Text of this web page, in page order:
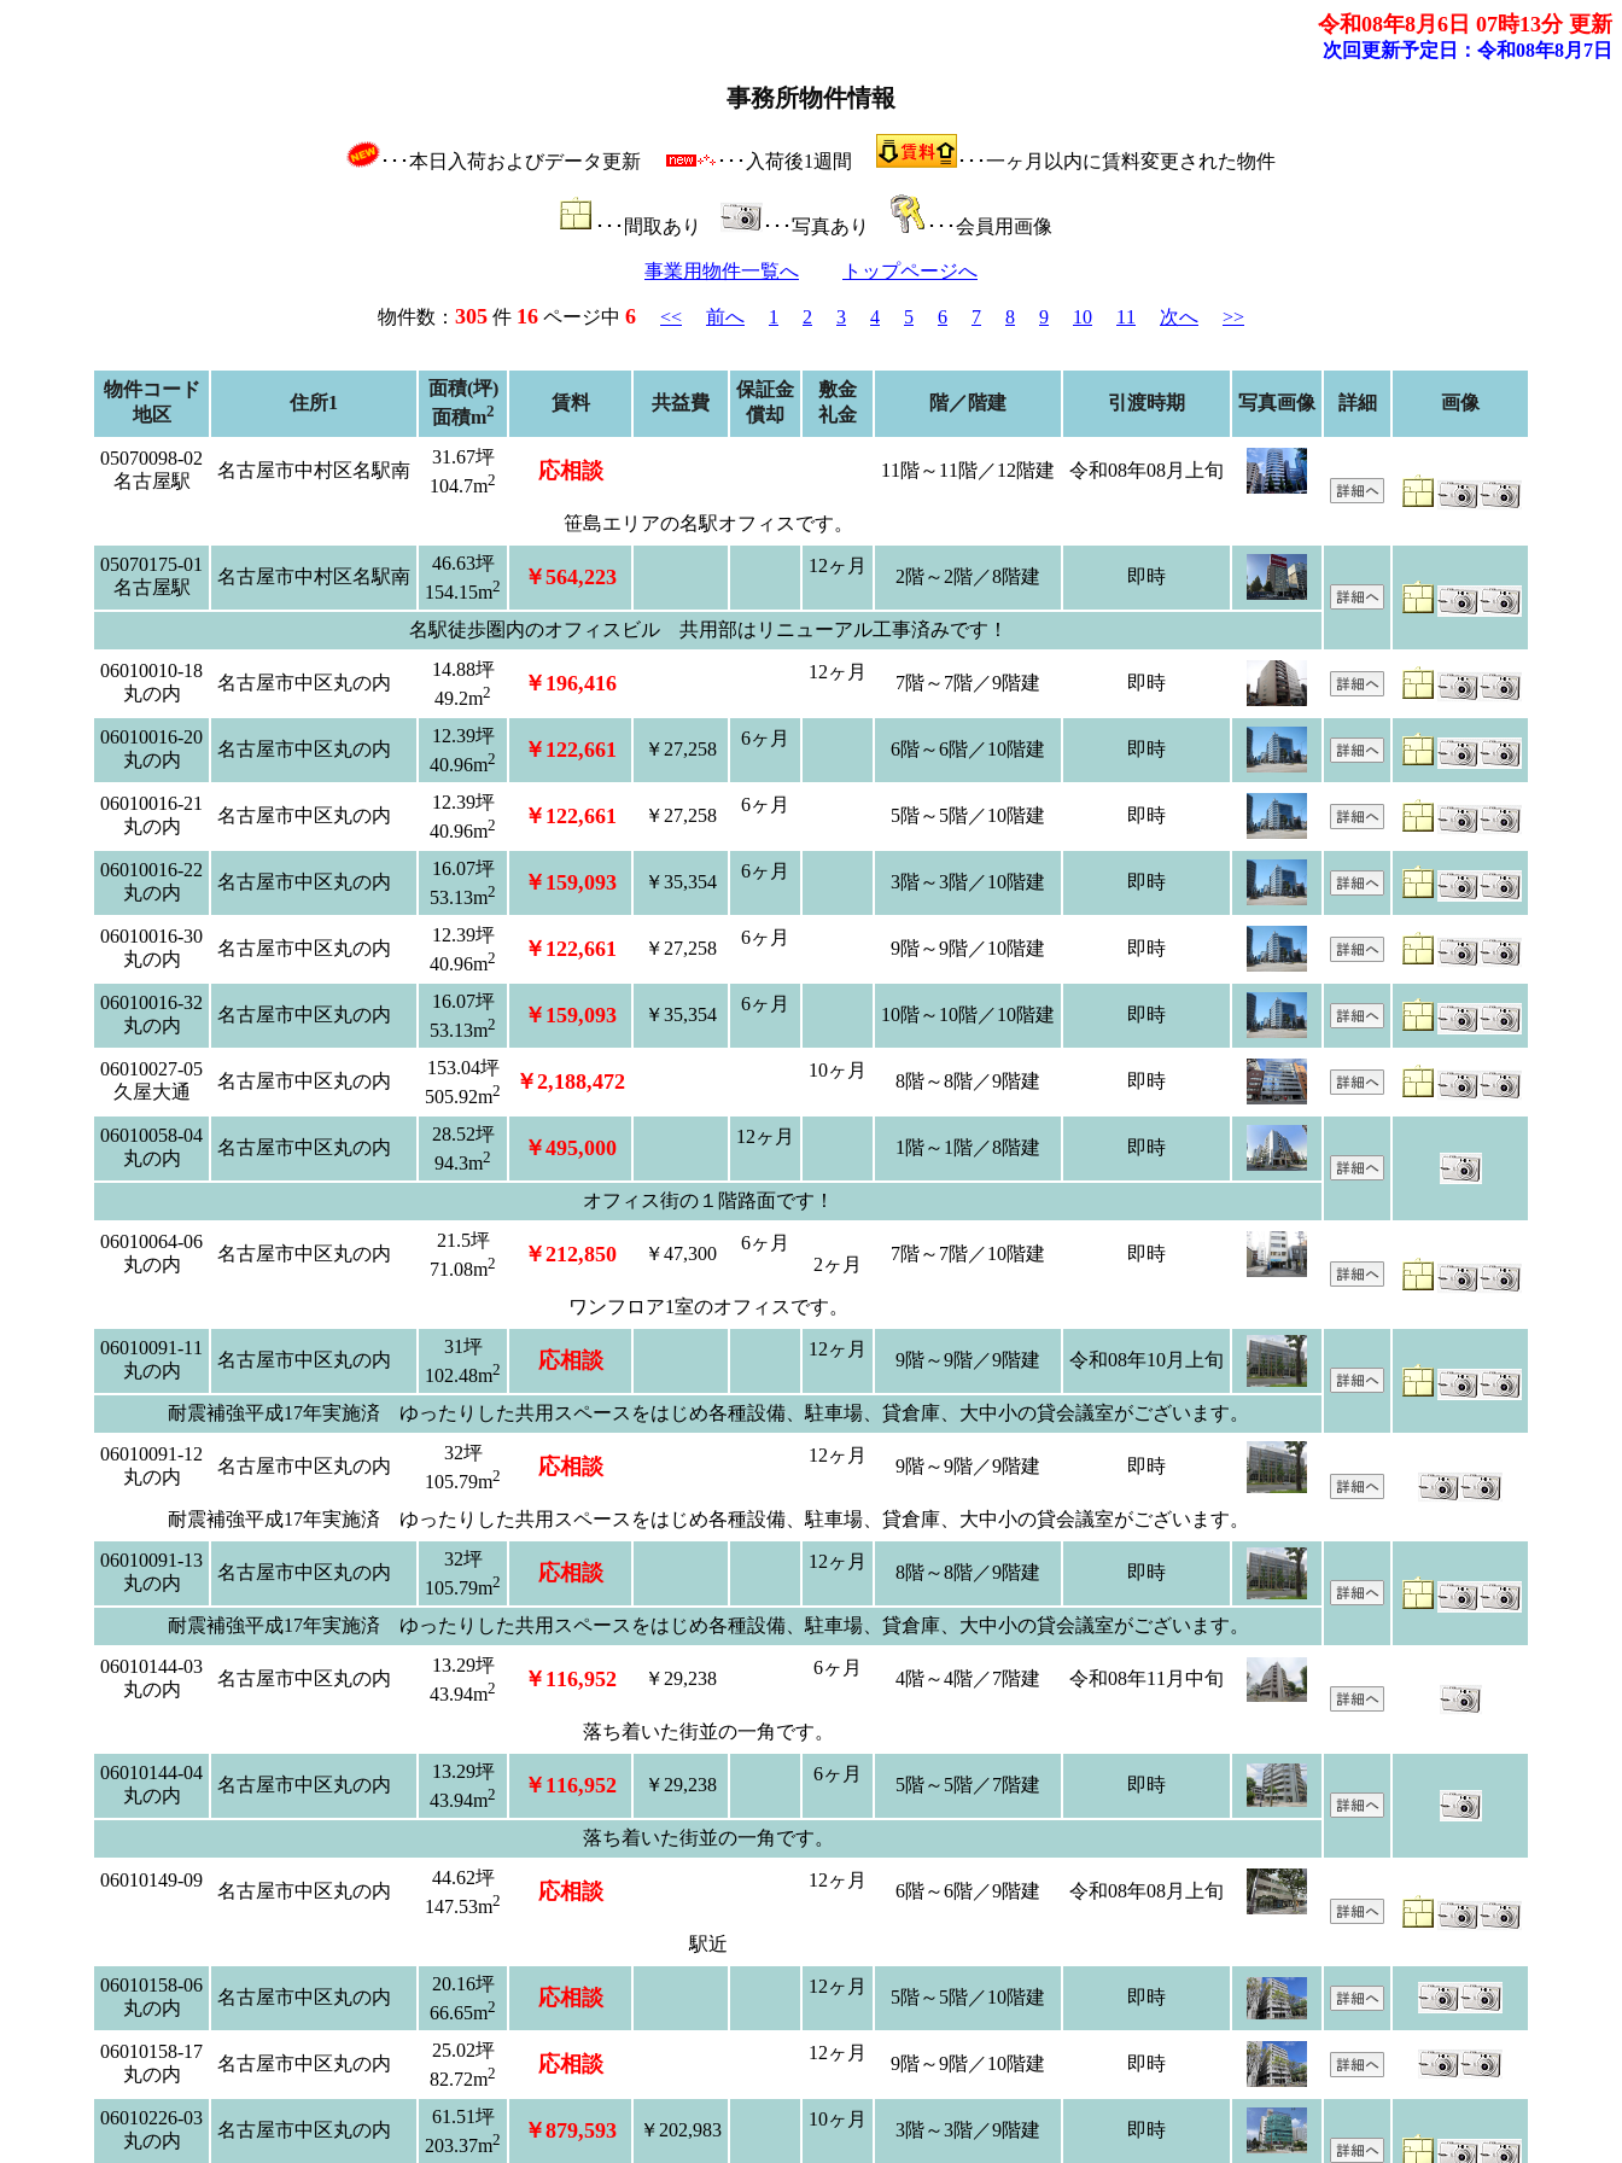
令和08年8月6日 07時13分 更新
次回更新予定日：令和08年8月7日
事務所物件情報
･･･本日入荷およびデータ更新 ･･･入荷後1週間 ･･･一ヶ月以内に賃料変更された物件
･･･間取あり ･･･写真あり ･･･会員用画像
事業用物件一覧へ トップページへ
物件数： 305 件 16 ページ中 6 << 前へ 1 2 3 4 5 6 7 8 9 10 11 次へ >>
物件コード
地区
住所1
面積(坪)
面積m2 賃料 共益費
保証金
償却
敷金
礼金
階／階建 引渡時期 写真画像 詳細 画像
05070098-02
名古屋駅
名古屋市中村区名駅南
31.67坪
104.7m2 応相談 11階～11階／12階建 令和08年08月上旬
笹島エリアの名駅オフィスです。
05070175-01
名古屋駅
名古屋市中村区名駅南
46.63坪
154.15m2 ￥564,223 12ヶ月
2階～2階／8階建 即時
名駅徒歩圏内のオフィスビル 共用部はリニューアル工事済みです！
06010010-18
丸の内
名古屋市中区丸の内
14.88坪
49.2m2 ￥196,416 12ヶ月
7階～7階／9階建 即時
06010016-20
丸の内
名古屋市中区丸の内
12.39坪
40.96m2 ￥122,661 ￥27,258
6ヶ月
6階～6階／10階建 即時
06010016-21
丸の内
名古屋市中区丸の内
12.39坪
40.96m2 ￥122,661 ￥27,258
6ヶ月
5階～5階／10階建 即時
06010016-22
丸の内
名古屋市中区丸の内
16.07坪
53.13m2 ￥159,093 ￥35,354
6ヶ月
3階～3階／10階建 即時
06010016-30
丸の内
名古屋市中区丸の内
12.39坪
40.96m2 ￥122,661 ￥27,258
6ヶ月
9階～9階／10階建 即時
06010016-32
丸の内
名古屋市中区丸の内
16.07坪
53.13m2 ￥159,093 ￥35,354
6ヶ月
10階～10階／10階建 即時
06010027-05
久屋大通
名古屋市中区丸の内
153.04坪
505.92m2 ￥2,188,472 10ヶ月
8階～8階／9階建 即時
06010058-04
丸の内
名古屋市中区丸の内
28.52坪
94.3m2 ￥495,000 12ヶ月
1階～1階／8階建 即時
オフィス街の１階路面です！
06010064-06
丸の内
名古屋市中区丸の内
21.5坪
71.08m2 ￥212,850 ￥47,300
6ヶ月
2ヶ月
7階～7階／10階建 即時
ワンフロア1室のオフィスです。
06010091-11
丸の内
名古屋市中区丸の内
31坪
102.48m2 応相談 12ヶ月
9階～9階／9階建 令和08年10月上旬
耐震補強平成17年実施済 ゆったりした共用スペースをはじめ各種設備、駐車場、貸倉庫、大中小の貸会議室がございます。
06010091-12
丸の内
名古屋市中区丸の内
32坪
105.79m2 応相談 12ヶ月
9階～9階／9階建 即時
耐震補強平成17年実施済 ゆったりした共用スペースをはじめ各種設備、駐車場、貸倉庫、大中小の貸会議室がございます。
06010091-13
丸の内
名古屋市中区丸の内
32坪
105.79m2 応相談 12ヶ月
8階～8階／9階建 即時
耐震補強平成17年実施済 ゆったりした共用スペースをはじめ各種設備、駐車場、貸倉庫、大中小の貸会議室がございます。
06010144-03
丸の内
名古屋市中区丸の内
13.29坪
43.94m2 ￥116,952 ￥29,238
6ヶ月
4階～4階／7階建 令和08年11月中旬
落ち着いた街並の一角です。
06010144-04
丸の内
名古屋市中区丸の内
13.29坪
43.94m2 ￥116,952 ￥29,238
6ヶ月
5階～5階／7階建 即時
落ち着いた街並の一角です。
06010149-09
名古屋市中区丸の内
44.62坪
147.53m2 応相談 12ヶ月
6階～6階／9階建 令和08年08月上旬
駅近
06010158-06
丸の内
名古屋市中区丸の内
20.16坪
66.65m2 応相談 12ヶ月
5階～5階／10階建 即時
06010158-17
丸の内
名古屋市中区丸の内
25.02坪
82.72m2 応相談 12ヶ月
9階～9階／10階建 即時
06010226-03
丸の内
名古屋市中区丸の内
61.51坪
203.37m2 ￥879,593 ￥202,983
10ヶ月
3階～3階／9階建 即時